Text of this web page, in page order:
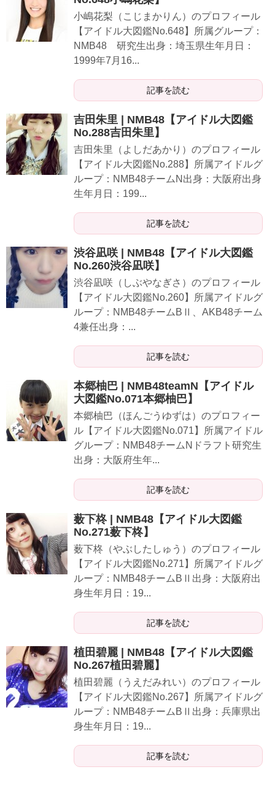
小嶋花梨（こじまかりん）のプロフィール
【アイドル大図鑑No.648】所属グループ：
NMB48 研究生出身：埼玉県生年月日：
1999年7月16...
記事を読む
吉田朱里 | NMB48【アイドル大図鑑
No.288吉田朱里】
吉田朱里（よしだあかり）のプロフィール
【アイドル大図鑑No.288】所属アイドルグ
ループ：NMB48チームN出身：大阪府出身
生年月日：199...
記事を読む
渋谷凪咲 | NMB48【アイドル大図鑑
No.260渋谷凪咲】
渋谷凪咲（しぶやなぎさ）のプロフィール
【アイドル大図鑑No.260】所属アイドルグ
ループ：NMB48チームBⅡ、AKB48チーム
4兼任出身：...
記事を読む
本郷柚巴 | NMB48teamN【アイドル
大図鑑No.071本郷柚巴】
本郷柚巴（ほんごうゆずは）のプロフィー
ル【アイドル大図鑑No.071】所属アイドル
グループ：NMB48チームNドラフト研究生
出身：大阪府生年...
記事を読む
薮下柊 | NMB48【アイドル大図鑑
No.271薮下柊】
薮下柊（やぶしたしゅう）のプロフィール
【アイドル大図鑑No.271】所属アイドルグ
ループ：NMB48チームBⅡ出身：大阪府出
身生年月日：19...
記事を読む
植田碧麗 | NMB48【アイドル大図鑑
No.267植田碧麗】
植田碧麗（うえだみれい）のプロフィール
【アイドル大図鑑No.267】所属アイドルグ
ループ：NMB48チームBⅡ出身：兵庫県出
身生年月日：19...
記事を読む